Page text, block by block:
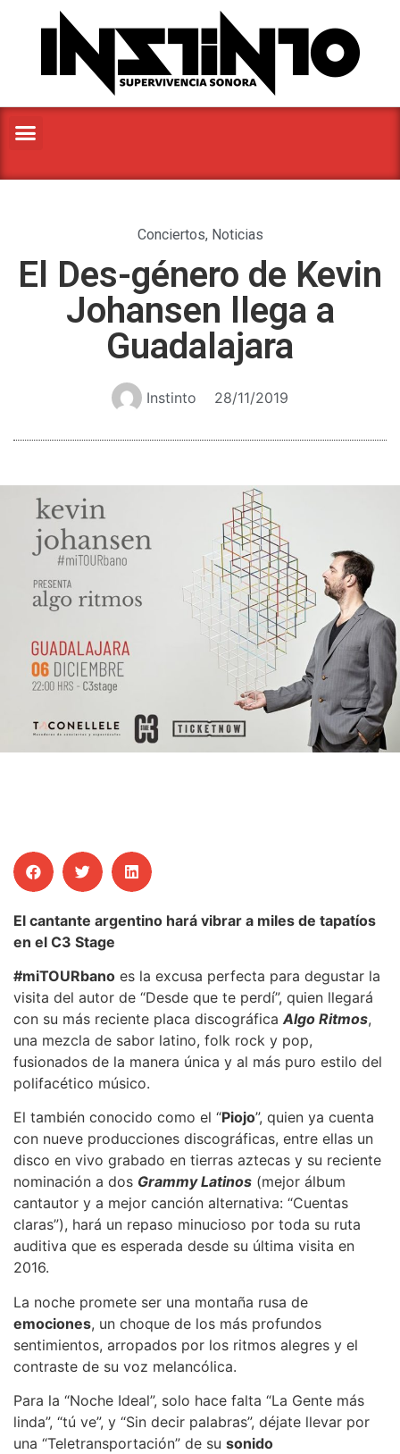
Conciertos, Noticias
El Des-género de Kevin
Johansen llega a
Guadalajara
Instinto 28/11/2019
El cantante argentino hará vibrar a miles de tapatíos
en el C3 Stage
#miTOURbano es la excusa perfecta para degustar la
visita del autor de “Desde que te perdí”, quien llegará
con su más reciente placa discográfica Algo Ritmos,
una mezcla de sabor latino, folk rock y pop,
fusionados de la manera única y al más puro estilo del
polifacético músico.
El también conocido como el “Piojo”, quien ya cuenta
con nueve producciones discográficas, entre ellas un
disco en vivo grabado en tierras aztecas y su reciente
nominación a dos Grammy Latinos (mejor álbum
cantautor y a mejor canción alternativa: “Cuentas
claras”), hará un repaso minucioso por toda su ruta
auditiva que es esperada desde su última visita en
2016.
La noche promete ser una montaña rusa de
emociones, un choque de los más profundos
sentimientos, arropados por los ritmos alegres y el
contraste de su voz melancólica.
Para la “Noche Ideal”, solo hace falta “La Gente más
linda”, “tú ve”, y “Sin decir palabras”, déjate llevar por
una “Teletransportación” de su sonido